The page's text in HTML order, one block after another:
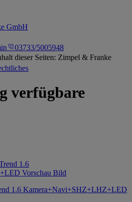
GmbH
03733/5005948
dieser Seiten: Zimpel & Franke
verfügbare
1.6 Kamera+Navi+SHZ+LHZ+LED